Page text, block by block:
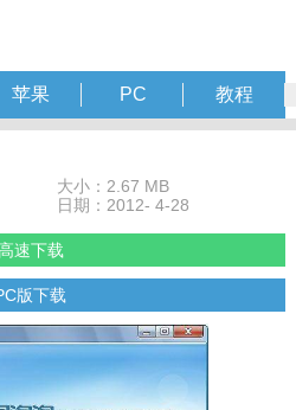
苹果 PC 教程
大小：2.67 MB
日期：2012- 4-28
速下载
版下载